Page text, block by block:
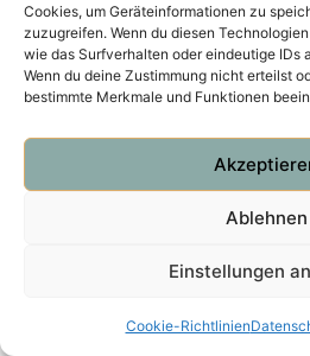
Cookies, um Geräteinformationen zu
zuzugreifen. Wenn du diesen
wie das Surfverhalten oder eindeutige IDs
Wenn du deine Zustimmung nicht erteilst
bestimmte Merkmale und Funktionen
Ablehnen
Einstellungen
Cookie-Richtlinien